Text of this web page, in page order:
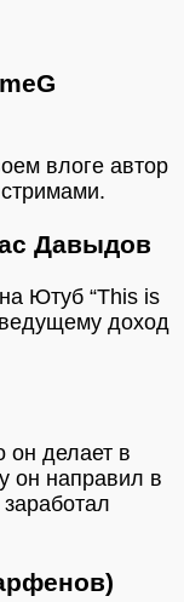
влоге автор
Давыдов
Ютуб “This is
доход
он делает в
он направил в